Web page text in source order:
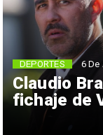
Claudio
fichaje de
DEPORTES 6 De